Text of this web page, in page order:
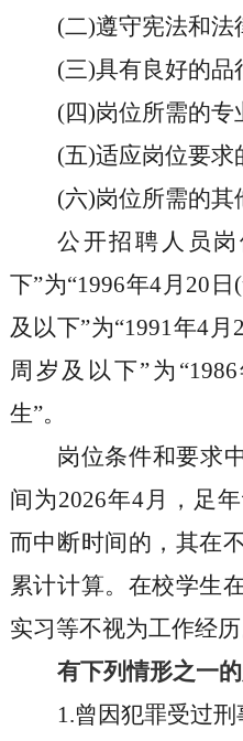
(二)遵守宪法和法
(三)具有良好的品
(四)岗位所需的专
(五)适应岗位要求
(六)岗位所需的其
公开招聘人员
下”为“1996年4月 20 日 (
及以下”为“1991年4月
周岁及以下”为 “1986
生”。
岗位条件和要求
间为2026年4月，足
而中断时间的，其在
累计计算。在校学生
实习等不视为工作经历
有下列情形之一
1.曾因犯罪受过刑